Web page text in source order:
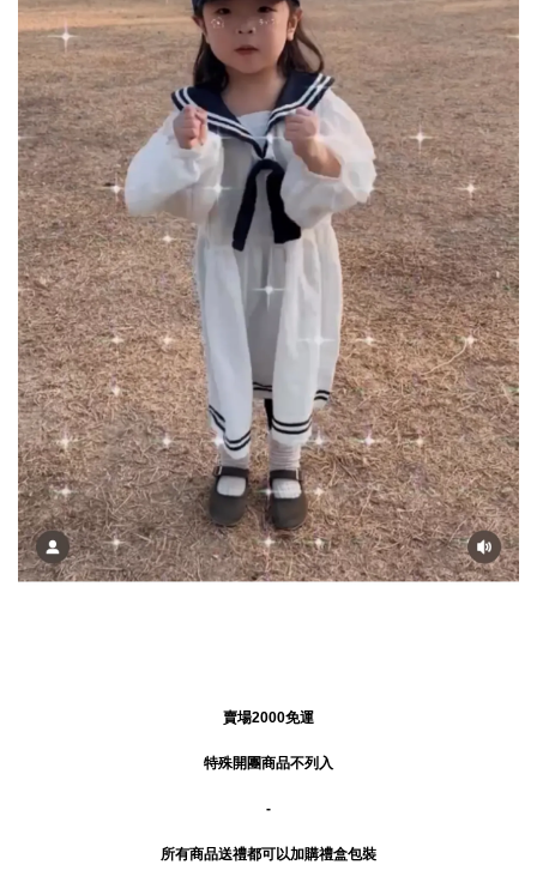
賣場2000免運
特殊開團商品不列入
-
所有商品送禮都可以加購禮盒包裝